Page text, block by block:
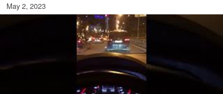
May 2, 2023